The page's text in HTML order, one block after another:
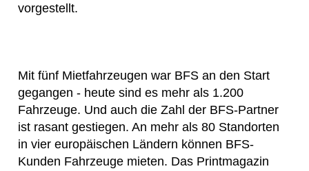
vorgestellt.
Mit fünf Mietfahrzeugen war BFS an den Start
gegangen - heute sind es mehr als 1.200
Fahrzeuge. Und auch die Zahl der BFS-Partner
ist rasant gestiegen. An mehr als 80 Standorten
in vier europäischen Ländern können BFS-
Kunden Fahrzeuge mieten. Das Printmagazin